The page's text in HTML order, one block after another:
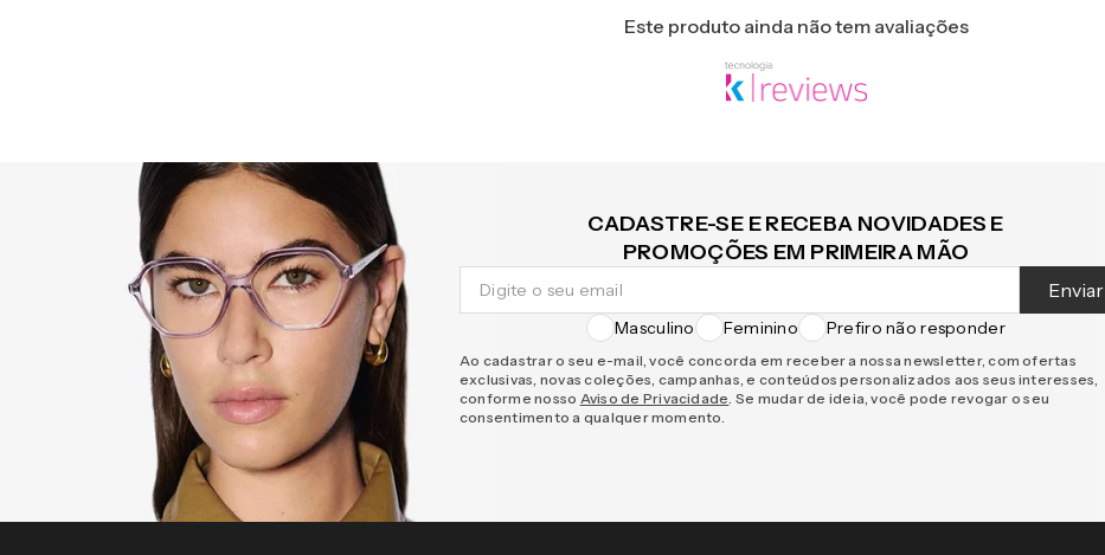
Este produto ainda não tem avaliações
CADASTRE-SE E RECEBA NOVIDADES E
PROMOÇÕES EM PRIMEIRA MÃO
Enviar
Masculino Feminino Prefiro não responder
Ao cadastrar o seu e-mail, você concorda em receber a nossa newsletter, com ofertas
exclusivas, novas coleções, campanhas, e conteúdos personalizados aos seus interesses,
conforme nosso Aviso de Privacidade. Se mudar de ideia, você pode revogar o seu
consentimento a qualquer momento.